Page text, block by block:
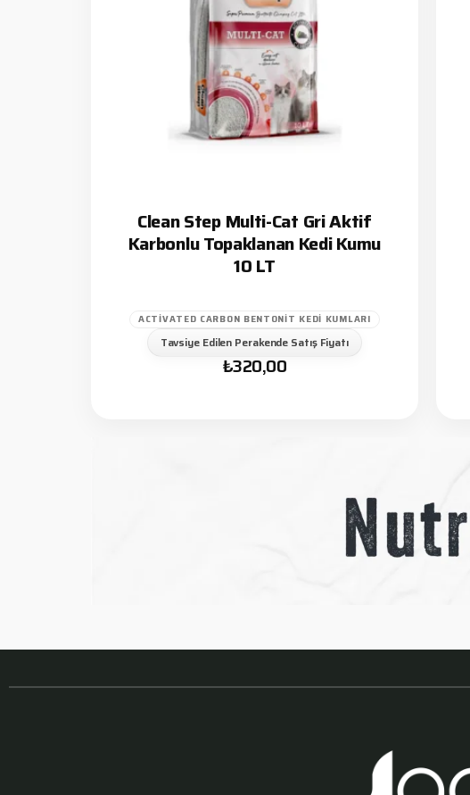
Clean Step Multi-Cat Gri Aktif
Karbonlu Topaklanan Kedi Kumu
10 LT
ACTIVATED CARBON BENTONIT KEDI KUMLARI
Tavsiye Edilen Perakende Satış Fiyatı
₺320,00